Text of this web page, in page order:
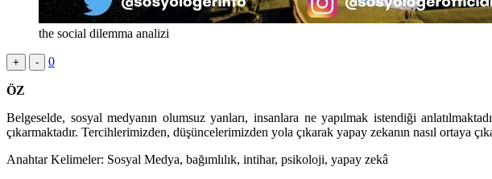
the social dilemma analizi
+ - 0
ÖZ
Belgeselde, sosyal medyanın olumsuz yanları, insanlara ne yapılmak istendiği
çıkarmaktadır. Tercihlerimizden, düşüncelerimizden yola çıkarak yapay zekanın nasıl ortaya
Anahtar Kelimeler: Sosyal Medya, bağımlılık, intihar, psikoloji, yapay zekâ